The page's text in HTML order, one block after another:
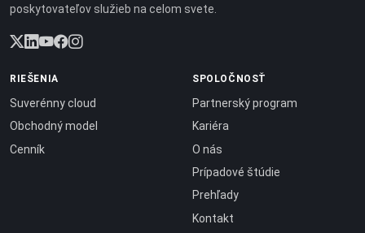
poskytovateľov služieb na celom svete.
RIEŠENIA
Suverénny cloud
Obchodný model
Cenník
SPOLOČNOSŤ
Partnerský program
Kariéra
O nás
Prípadové štúdie
Prehľady
Kontakt